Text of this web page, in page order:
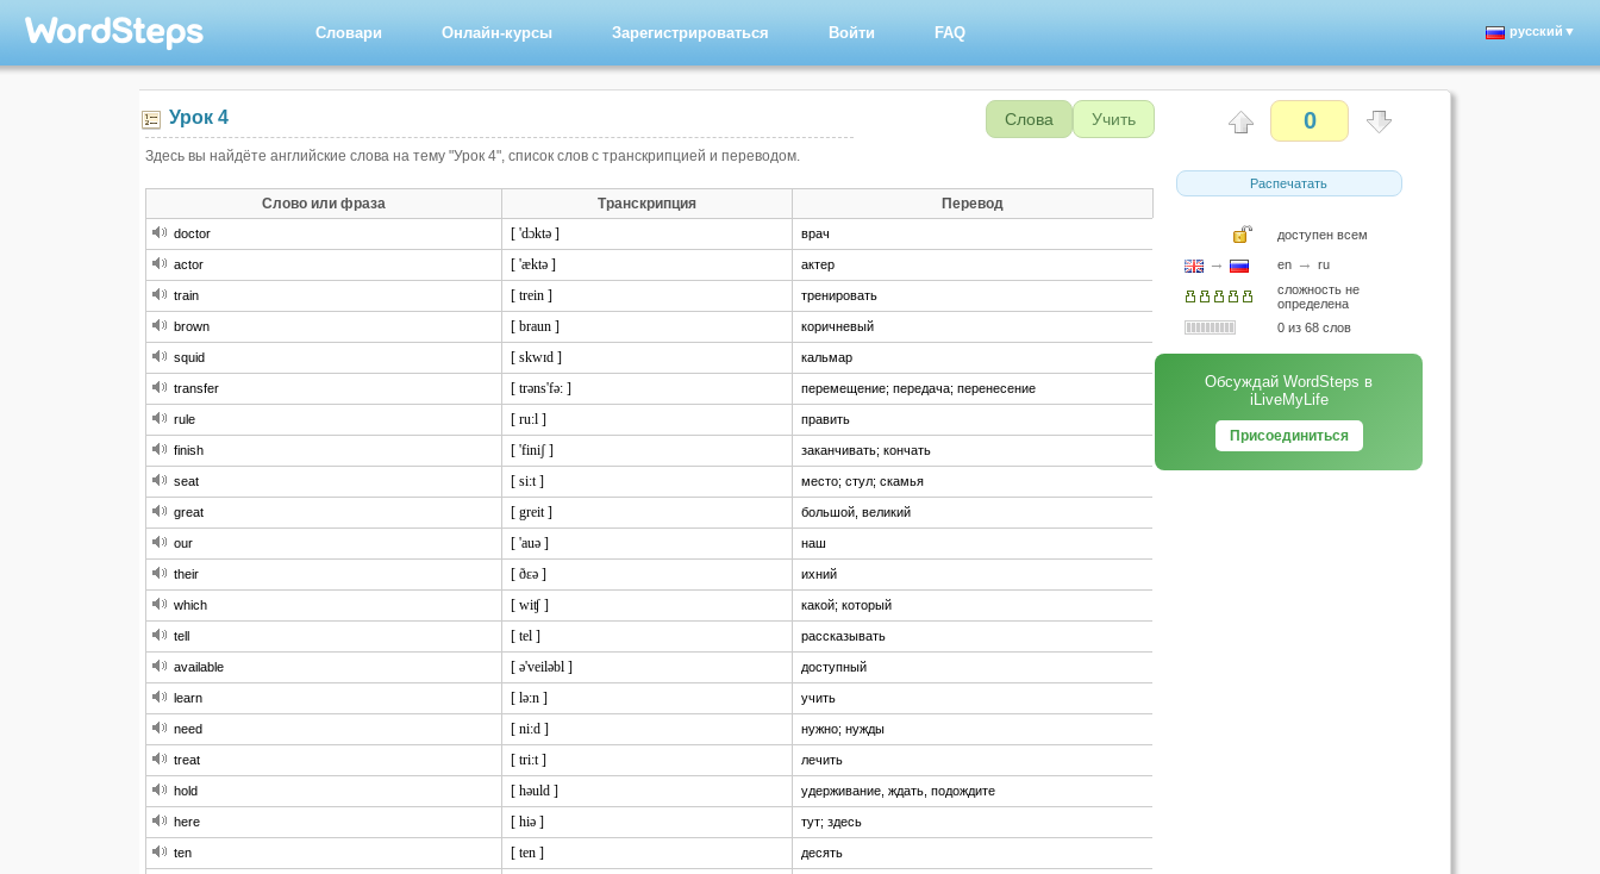
Словари Онлайн-курсы Зарегистрироваться Войти FAQ русский▼
Урок 4 Слова Учить
Здесь вы найдёте английские слова на тему "Урок 4", список слов с транскрипцией и переводом.
Слово или фраза Транскрипция Перевод
doctor [ 'dɔktə ] врач
actor [ 'æktə ] актер
train [ trein ] тренировать
brown [ braun ] коричневый
squid [ skwɪd ] кальмар
transfer [ trəns'fə: ] перемещение; передача; перенесение
rule [ ru:l ] править
finish [ 'finiʃ ] заканчивать; кончать
seat [ si:t ] место; стул; скамья
great [ greit ] большой, великий
our [ 'auə ] наш
their [ ðɛə ] ихний
which [ wiʧ ] какой; который
tell [ tel ] рассказывать
available [ ə'veiləbl ] доступный
learn [ lə:n ] учить
need [ ni:d ] нужно; нужды
treat [ tri:t ] лечить
hold [ həuld ] удерживание, ждать, подождите
here [ hiə ] тут; здесь
ten [ ten ] десять
0
Распечатать
доступен всем
→ en → ru
сложность не
определена
0 из 68 слов
Обсуждай WordSteps в
iLiveMyLife
Присоединиться